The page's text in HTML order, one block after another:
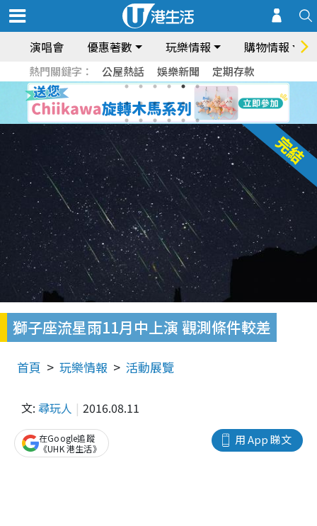
演唱會 優惠著數 玩樂情報 購物情報
熱門關鍵字： 公屋熱話 娛樂新聞 定期存款
獅子座流星雨11月中上演 觀測條件較差
首頁 玩樂情報 活動展覽
文: 尋玩人 2016.08.11
用 App 睇文
在Google追蹤
《UHK 港生活》